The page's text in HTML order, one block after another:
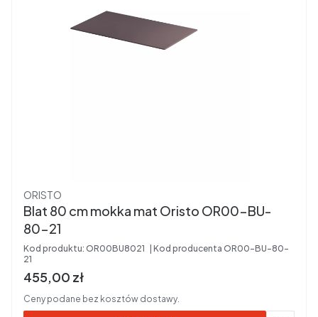
Producent
ORISTO
Blat 80 cm mokka mat Oristo OR00-BU-
80-21
Kod produktu: OR00BU8021 Kod producenta OR00-BU-80-
21
Cena brutto
455,00 zł
Ceny podane bez kosztów dostawy.